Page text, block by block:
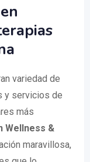
variedad de
y servicios de
más
Wellness &
maravillosa,